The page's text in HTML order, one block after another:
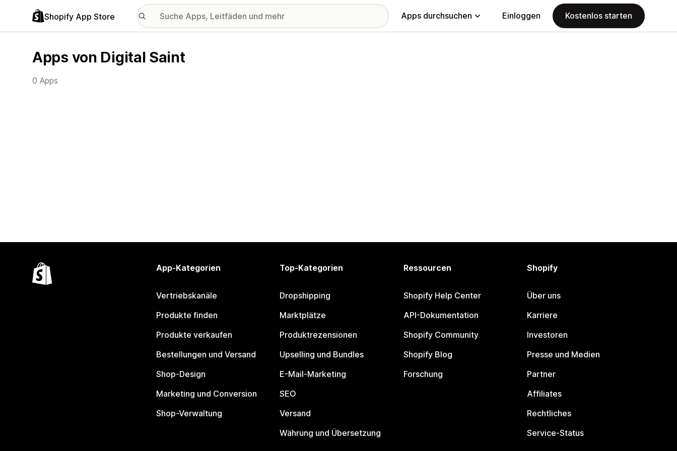
Shopify App Store Apps durchsuchen Einloggen Kostenlos starten
Apps von Digital Saint
0 Apps
App-Kategorien
Vertriebskanäle
Produkte finden
Produkte verkaufen
Bestellungen und Versand
Shop-Design
Marketing und Conversion
Shop-Verwaltung
Top-Kategorien
Dropshipping
Marktplätze
Produktrezensionen
Upselling und Bundles
E-Mail-Marketing
SEO
Versand
Währung und Übersetzung
Ressourcen
Shopify Help Center
API-Dokumentation
Shopify Community
Shopify Blog
Forschung
Shopify
Über uns
Karriere
Investoren
Presse und Medien
Partner
Affiliates
Rechtliches
Service-Status